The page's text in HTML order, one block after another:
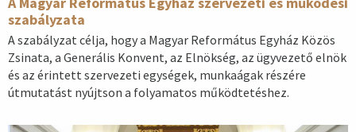
szabályzata
A szabályzat célja, hogy a Magyar Református Egyház Közös
Zsinata, a Generális Konvent, az Elnökség, az ügyvezető elnök
és az érintett szervezeti egységek, munkaágak részére
útmutatást nyújtson a folyamatos működtetéshez.